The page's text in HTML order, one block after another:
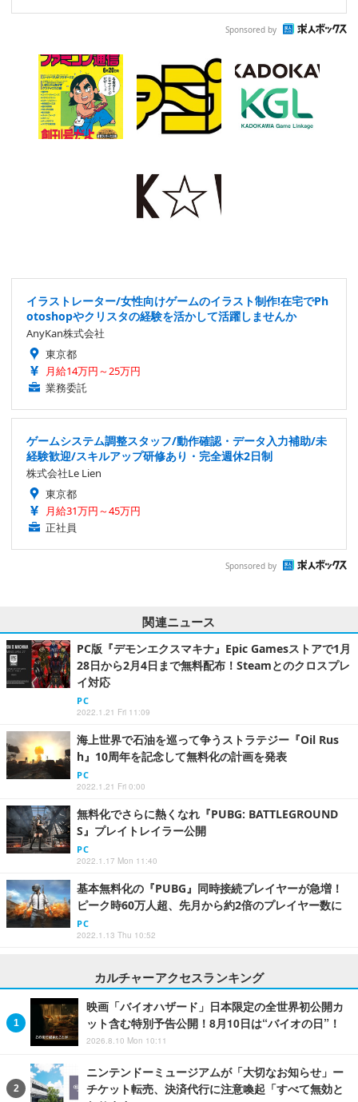
Sponsored by
イラストレーター/女性向けゲームのイラスト制作!在宅でPh
otoshopやクリスタの経験を活かして活躍しませんか
AnyKan株式会社
東京都
月給14万円～25万円
業務委託
ゲームシステム調整スタッフ/動作確認・データ入力補助/未
経験歓迎/スキルアップ研修あり・完全週休2日制
株式会社Le Lien
東京都
月給31万円～45万円
正社員
Sponsored by
関連ニュース
PC版『デモンエクスマキナ』Epic Gamesストアで1月
28日から2月4日まで無料配布！Steamとのクロスプレ
イ対応
PC
2022.1.21 Fri 11:09
海上世界で石油を巡って争うストラテジー『Oil Rus
h』10周年を記念して無料化の計画を発表
PC
2022.1.21 Fri 0:00
無料化でさらに熱くなれ『PUBG: BATTLEGROUND
S』プレイトレイラー公開
PC
2022.1.17 Mon 11:40
基本無料化の『PUBG』同時接続プレイヤーが急増！
ピーク時60万人超、先月から約2倍のプレイヤー数に
PC
2022.1.13 Thu 10:52
カルチャーアクセスランキング
映画「バイオハザード」日本限定の全世界初公開カ
ット含む特別予告公開！8月10日は“バイオの日”！
2026.8.10 Mon 10:11
ニンテンドーミュージアムが「大切なお知らせ」ー
チケット転売、決済代行に注意喚起「すべて無効と